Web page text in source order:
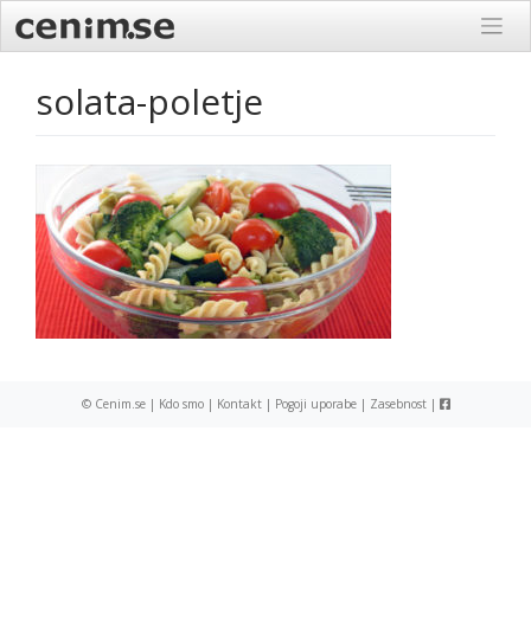
content
solata-poletje
© Cenim.se | Kdo smo| Kontakt| Pogoji uporabe| Zasebnost|